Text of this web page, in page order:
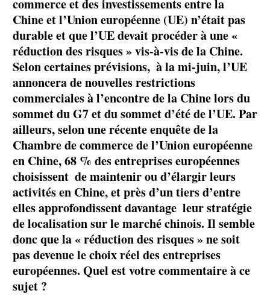
commerce et des investissements entre la
Chine et l’Union européenne (UE) n’était pas
durable et que l’UE devait procéder à une «
réduction des risques » vis-à-vis de la Chine.
Selon certaines prévisions, à la mi-juin, l’UE
annoncera de nouvelles restrictions
commerciales à l’encontre de la Chine lors du
sommet du G7 et du sommet d’été de l’UE. Par
ailleurs, selon une récente enquête de la
Chambre de commerce de l’Union européenne
en Chine, 68 % des entreprises européennes
choisissent de maintenir ou d’élargir leurs
activités en Chine, et près d’un tiers d’entre
elles approfondissent davantage leur stratégie
de localisation sur le marché chinois. Il semble
donc que la « réduction des risques » ne soit
pas devenue le choix réel des entreprises
européennes. Quel est votre commentaire à ce
sujet ?